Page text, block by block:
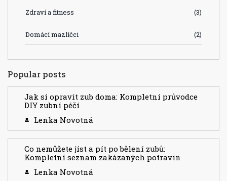
Zdraví a fitness (3)
Domácí mazlíčci (2)
Popular posts
Jak si opravit zub doma: Kompletní průvodce
DIY zubní péčí
Lenka Novotná
Co nemůžete jíst a pít po bělení zubů:
Kompletní seznam zakázaných potravin
Lenka Novotná